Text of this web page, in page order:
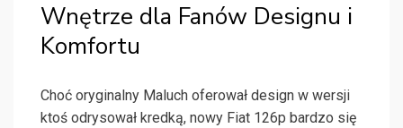
Wnętrze dla Fanów Designu i
Komfortu
Choć oryginalny Maluch oferował design w wersji
ktoś odrysował kredką, nowy Fiat 126p bardzo się